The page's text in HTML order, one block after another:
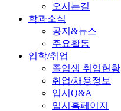
오시는길
학과소식
공지&뉴스
주요활동
입학/취업
졸업생 취업현황
취업/채용정보
입시Q&A
입시홈페이지